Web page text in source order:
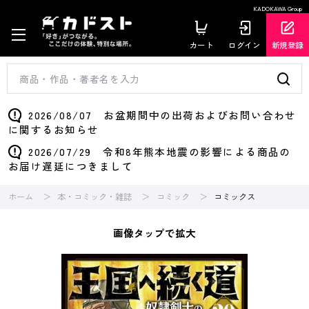
KADOKAWA Group
カート ログイン 新規登録
2026/08/07 お盆期間中の出荷およびお問い合わせ
に関するお知らせ
2026/07/29 令和8年熊本地震の影響による商品の
お届け遅延につきまして
ホーム 本・コミック・雑誌 コミック コミックス
画像タップで拡大